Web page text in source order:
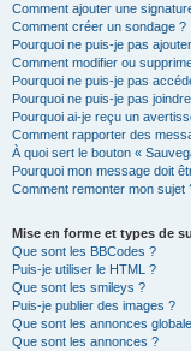
Comment ajouter une
Comment créer un sondage ?
Pourquoi ne puis-je pas
Comment modifier ou
Pourquoi ne puis-je pas
Pourquoi ne puis-je pas
Pourquoi ai-je reçu un
Comment rapporter des
À quoi sert le bouton «
Pourquoi mon message doit
Comment remonter mon sujet
Mise en forme et types de
Que sont les BBCodes ?
Puis-je utiliser le HTML ?
Que sont les smileys ?
Puis-je publier des images ?
Que sont les annonces
Que sont les annonces ?